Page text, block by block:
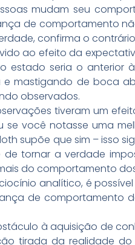
mudam seu
de comportamento
confirma o
ao efeito da
estado seria o
mastigando de boca
observados.
tiveram um
você notasse uma
supõe que sim – isso
tornar a verdade
do comportamento
analítico, é
de comportamento
à aquisição de
tirada da realidade